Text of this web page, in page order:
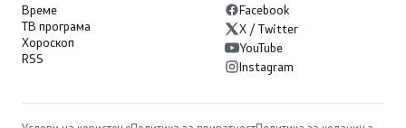
Време
ТВ програма
Хороскоп
RSS
Facebook
X / Twitter
YouTube
Instagram